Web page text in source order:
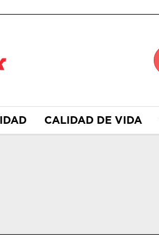
CALIDAD DE VIDA